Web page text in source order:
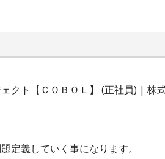
クト【ＣＯＢＯＬ】 (正社員) | 株
定義していく事になります。